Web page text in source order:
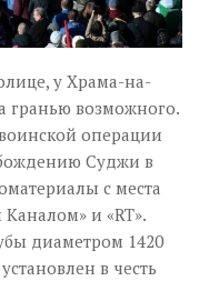
у Храма-на-
гранью возможного.
операции
Суджи в
с места
и «RT».
диаметром 1420
в честь